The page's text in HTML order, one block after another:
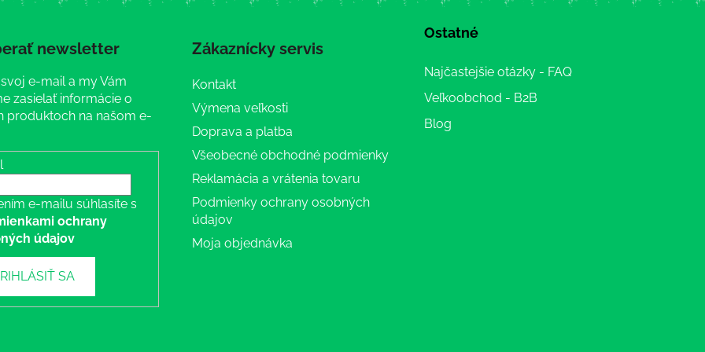
newsletter
e-mail a my Vám
zasielať informácie o
produktoch na našom e-
e-mailu súhlasíte s
ochrany
údajov
SA
Zákaznícky servis
Kontakt
Výmena veľkosti
Doprava a platba
Všeobecné obchodné podmienky
Reklamácia a vrátenia tovaru
Podmienky ochrany osobných
údajov
Moja objednávka
Ostatné
Najčastejšie otázky - FAQ
Veľkoobchod - B2B
Blog